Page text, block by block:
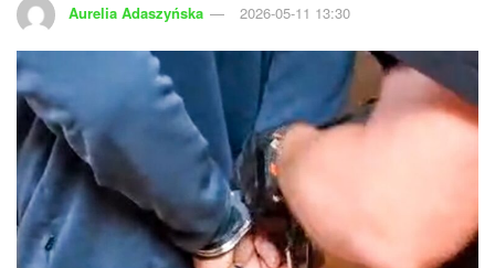
Aurelia Adaszyńska 2026-05-11 13:30